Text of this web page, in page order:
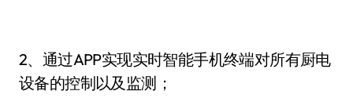
2、通过APP实现实时智能手机终端对所有厨电
设备的控制以及监测；